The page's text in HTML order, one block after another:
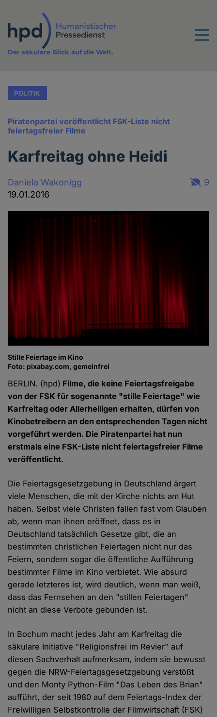
Inhalt
Menu
Der säkulare Blick auf die Welt.
POLITIK
Piratenpartei veröffentlicht FSK-Liste nicht
feiertagsfreier Filme
Karfreitag ohne Heidi
Daniela Wakonigg
19.01.2016
9
Stille Feiertage im Kino
Foto: pixabay.com, gemeinfrei
BERLIN. (hpd) Filme, die keine Feiertagsfreigabe
von der FSK für sogenannte "stille Feiertage" wie
Karfreitag oder Allerheiligen erhalten, dürfen von
Kinobetreibern an den entsprechenden Tagen nicht
vorgeführt werden. Die Piratenpartei hat nun
erstmals eine FSK-Liste nicht feiertagsfreier Filme
veröffentlicht.
Die Feiertagsgesetzgebung in Deutschland ärgert
viele Menschen, die mit der Kirche nichts am Hut
haben. Selbst viele Christen fallen fast vom Glauben
ab, wenn man ihnen eröffnet, dass es in
Deutschland tatsächlich Gesetze gibt, die an
bestimmten christlichen Feiertagen nicht nur das
Feiern, sondern sogar die öffentliche Aufführung
bestimmter Filme im Kino verbietet. Wie absurd
gerade letzteres ist, wird deutlich, wenn man weiß,
dass das Fernsehen an den "stillen Feiertagen"
nicht an diese Verbote gebunden ist.
In Bochum macht jedes Jahr am Karfreitag die
säkulare Initiative "Religionsfrei im Revier" auf
diesen Sachverhalt aufmerksam, indem sie bewusst
gegen die NRW-Feiertagsgesetzgebung verstößt
und den Monty Python-Film "Das Leben des Brian"
aufführt, der seit 1980 auf dem Feiertags-Index der
Freiwilligen Selbstkontrolle der Filmwirtschaft (FSK)